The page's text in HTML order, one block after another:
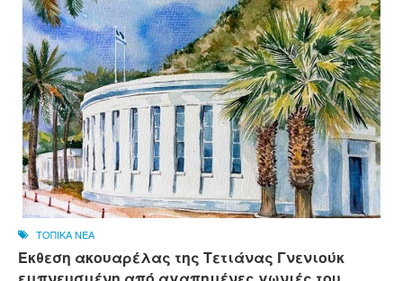
ΤΟΠΙΚΑ ΝΕΑ
Έκθεση ακουαρέλας της Τετιάνας Γνενιούκ